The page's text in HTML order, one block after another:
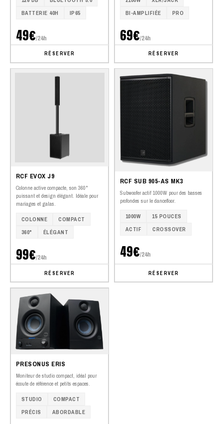
BATTERIE 40H
IP65
49€/24h
RÉSERVER
BI-AMPLIFIÉE
PRO
69€/24h
RÉSERVER
RCF EVOX J9
Colonne active compacte, son 360°
puissant et design élégant. Idéale pour
mariages et galas.
COLONNE
COMPACT
360°
ÉLÉGANT
99€/24h
RÉSERVER
RCF SUB 905-AS MK3
Subwoofer actif 1000W pour des basses
profondes sur le dancefloor.
1000W
15 POUCES
ACTIF
CROSSOVER
49€/24h
RÉSERVER
PRESONUS ERIS
Moniteur de studio compact, idéal pour
écoute de référence et petits espaces.
STUDIO
COMPACT
PRÉCIS
ABORDABLE